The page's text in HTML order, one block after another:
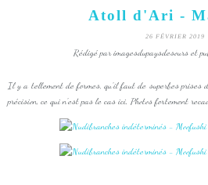
Atoll d'Ari -
26 FÉVRIER 2019
Rédigé par imagesdupaysdesours et
Il y a tellement de formes, qu'il faut de superbes prises
précision, ce qui n'est pas le cas ici. Photos fortement